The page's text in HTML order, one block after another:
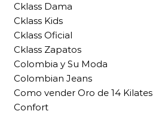
Cklass Dama
Cklass Kids
Cklass Oficial
Cklass Zapatos
Colombia y Su Moda
Colombian Jeans
Como vender Oro de 14 Kilates
Confort